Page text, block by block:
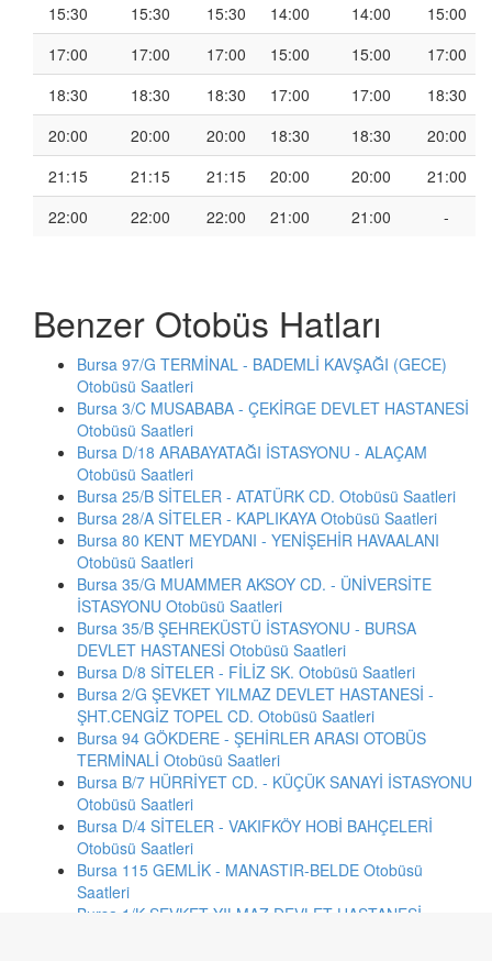
15:30
15:30 15:30 14:00 14:00
15:00
17:00
17:00 17:00 15:00 15:00
17:00
18:30
18:30 18:30 17:00 17:00
18:30
20:00
20:00 20:00 18:30 18:30
20:00
21:15
21:15 21:15 20:00 20:00
21:00
22:00
22:00 22:00 21:00 21:00 -
Benzer Otobüs Hatları
Bursa 97/G TERMİNAL - BADEMLİ KAVŞAĞI (GECE)
Otobüsü Saatleri
Bursa 3/C MUSABABA - ÇEKİRGE DEVLET HASTANESİ
Otobüsü Saatleri
Bursa D/18 ARABAYATAĞI İSTASYONU - ALAÇAM
Otobüsü Saatleri
Bursa 25/B SİTELER - ATATÜRK CD. Otobüsü Saatleri
Bursa 28/A SİTELER - KAPLIKAYA Otobüsü Saatleri
Bursa 80 KENT MEYDANI - YENİŞEHİR HAVAALANI
Otobüsü Saatleri
Bursa 35/G MUAMMER AKSOY CD. - ÜNİVERSİTE
İSTASYONU Otobüsü Saatleri
Bursa 35/B ŞEHREKÜSTÜ İSTASYONU - BURSA
DEVLET HASTANESİ Otobüsü Saatleri
Bursa D/8 SİTELER - FİLİZ SK. Otobüsü Saatleri
Bursa 2/G ŞEVKET YILMAZ DEVLET HASTANESİ -
ŞHT.CENGİZ TOPEL CD. Otobüsü Saatleri
Bursa 94 GÖKDERE - ŞEHİRLER ARASI OTOBÜS
TERMİNALİ Otobüsü Saatleri
Bursa B/7 HÜRRİYET CD. - KÜÇÜK SANAYİ İSTASYONU
Otobüsü Saatleri
Bursa D/4 SİTELER - VAKIFKÖY HOBİ BAHÇELERİ
Otobüsü Saatleri
Bursa 115 GEMLİK - MANASTIR-BELDE Otobüsü
Saatleri
Bursa 1/K ŞEVKET YILMAZ DEVLET HASTANESİ -